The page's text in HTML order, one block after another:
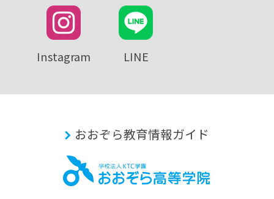
Instagram LINE
おおぞら教育情報ガイド